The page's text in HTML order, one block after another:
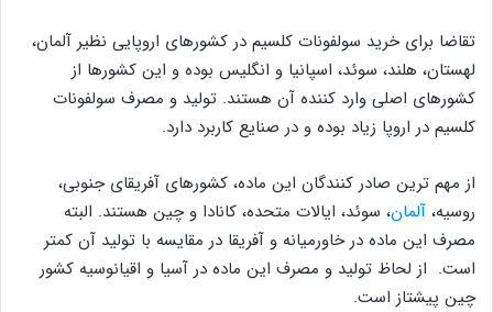
تقاضا برای خرید سولفونات کلسیم در کشورهای اروپایی نظیر آلمان،
لهستان، هلند، سوئد، اسپانیا و انگلیس بوده و این کشورها از
کشورهای اصلی وارد کننده آن هستند. تولید و مصرف سولفونات
کلسیم در اروپا زیاد بوده و در صنایع کاربرد دارد.
از مهم ترین صادر کنندگان این ماده، کشورهای آفریقای جنوبی،
روسیه، آلمان، سوئد، ایالات متحده، کانادا و چین هستند. البته
مصرف این ماده در خاورمیانه و آفریقا در مقایسه با تولید آن کمتر
است. از لحاظ تولید و مصرف این ماده در آسیا و اقیانوسیه کشور
چین پیشتاز است.